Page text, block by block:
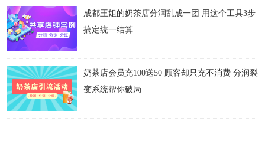
成都王姐的奶茶店分润乱成一团 用这个工具3步
搞定统一结算
奶茶店会员充100送50 顾客却只充不消费 分润裂
变系统帮你破局